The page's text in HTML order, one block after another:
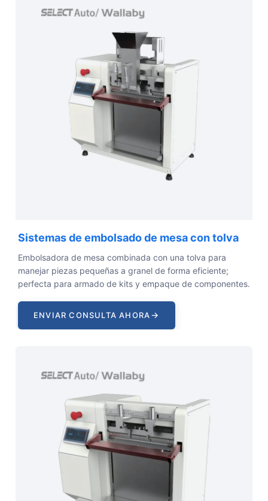
Sistemas de embolsado de mesa con tolva
Embolsadora de mesa combinada con una tolva para
manejar piezas pequeñas a granel de forma eficiente;
perfecta para armado de kits y empaque de componentes.
ENVIAR CONSULTA AHORA→